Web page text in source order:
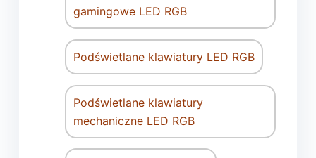
gamingowe LED RGB
Podświetlane klawiatury LED RGB
Podświetlane klawiatury
mechaniczne LED RGB